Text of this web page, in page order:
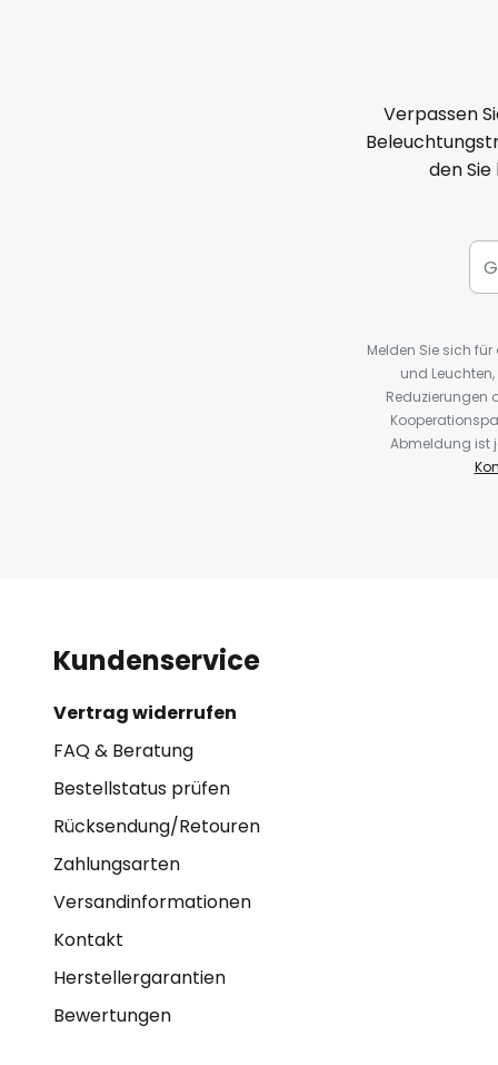
Verpassen
den
Melden Sie sich
und
Reduzierungen
Abmeldung ist
Kundenservice
Vertrag widerrufen
FAQ & Beratung
Bestellstatus prüfen
Rücksendung/Retouren
Zahlungsarten
Versandinformationen
Kontakt
Herstellergarantien
Bewertungen